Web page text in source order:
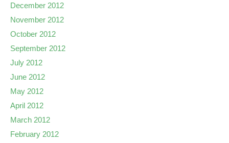
December 2012
November 2012
October 2012
September 2012
July 2012
June 2012
May 2012
April 2012
March 2012
February 2012